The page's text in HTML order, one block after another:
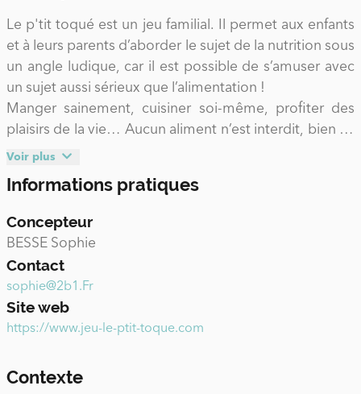
Le p'tit toqué est un jeu familial. Il permet aux enfants
et à leurs parents d’aborder le sujet de la nutrition sous
un angle ludique, car il est possible de s’amuser avec
un sujet aussi sérieux que l’alimentation !
Manger sainement, cuisiner soi-même, profiter des
plaisirs de la vie… Aucun aliment n’est interdit, bien au
contraire, avec une bonne hygiène de vie et une
tout, en quantité raisonnable.
S’il existe actuellement un intérêt tout particulier pour
enfants concernant l’alimentation de manière générale
également l’écho du revers de la médaille : les
tout particulièrement en hausse dans les pays
Voir plus
Informations pratiques
Concepteur
BESSE Sophie
Contact
sophie@2b1.Fr
Site web
https://www.jeu-le-ptit-toque.com
Contexte